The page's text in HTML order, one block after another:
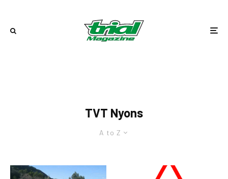
TVT Nyons
A to Z